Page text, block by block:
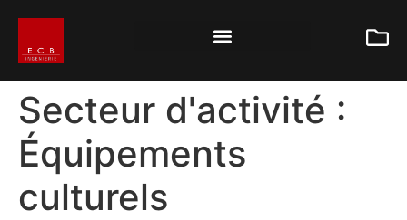
Secteur d'activité :
Équipements
culturels